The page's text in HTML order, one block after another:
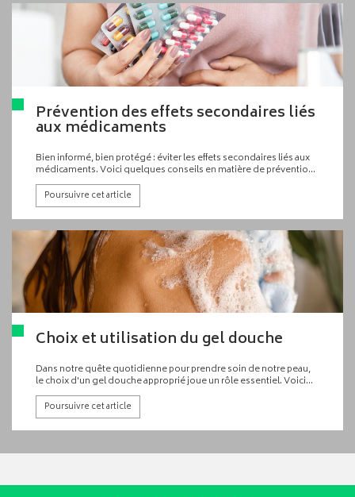
Prévention des effets secondaires liés
aux médicaments
Bien informé, bien protégé : éviter les effets secondaires liés aux
médicaments. Voici quelques conseils en matière de prévention
des effets secondaires liés aux médicaments couramment
prescrits.
Poursuivre cet article
Choix et utilisation du gel douche
Dans notre quête quotidienne pour prendre soin de notre peau,
le choix d'un gel douche approprié joue un rôle essentiel. Voici
quelques conseils pour vous aider à faire des choix éclairés et à
maximiser les bienfaits de votre gel douche.
Poursuivre cet article